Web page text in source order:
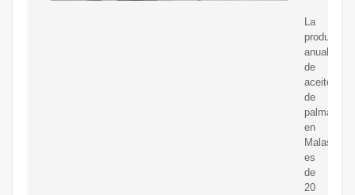
La
producción
anual
de
aceite
de
palma
en
Malasia
es
de
20